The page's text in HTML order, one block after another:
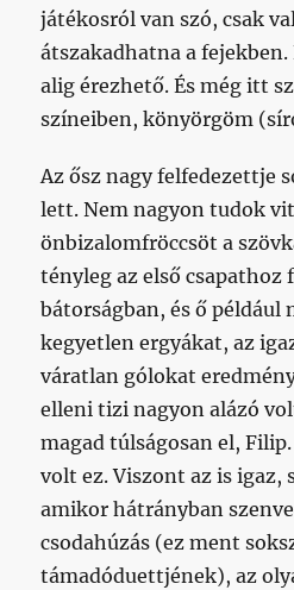
játékosról van szó, csak
átszakadhatna a fejekben.
alig érezhető. És még itt
színeiben, könyörgöm
Az ősz nagy felfedezettje
lett. Nem nagyon tudok
önbizalomfröccsöt a
tényleg az első csapathoz
bátorságban, és ő például
kegyetlen ergyákat, az
váratlan gólokat
elleni tizi nagyon alázó
magad túlságosan el,
volt ez. Viszont az is igaz,
amikor hátrányban
csodahúzás (ez ment
támadóduettjének), az